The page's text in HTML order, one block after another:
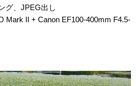
グ、JPEG出し
Mark II + Canon EF100-400mm F4.5-